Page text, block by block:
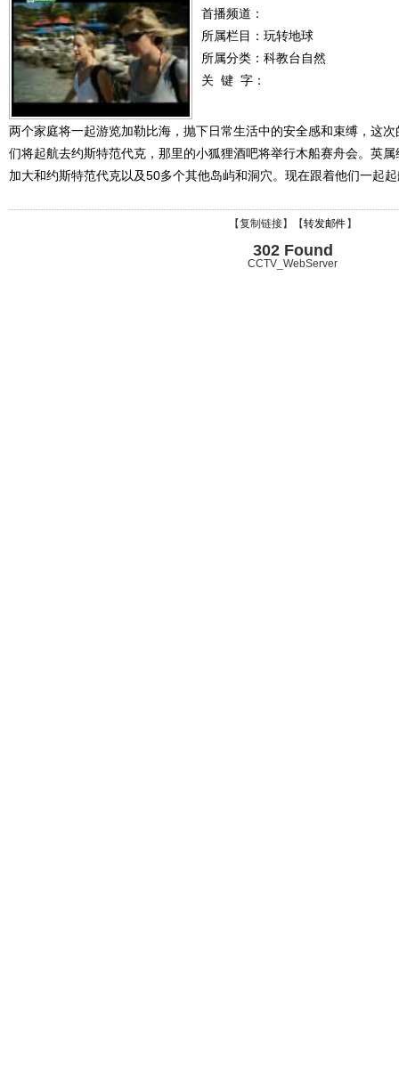
首播频道：
所属栏目： 玩转地球
所属分类：科教台自然
关 键 字：
两个家庭将一起游览加勒比海，抛下日常生活中的安全感和束缚，这
们将起航去约斯特范代克，那里的小狐狸酒吧将举行木船赛舟会。英
加大和约斯特范代克以及50多个其他岛屿和洞穴。现在跟着他们一起
【复制链接】【转发邮件 】
302 Found
CCTV_WebServer